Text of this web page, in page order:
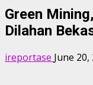
Green
Dilahan
ireportase June 20,